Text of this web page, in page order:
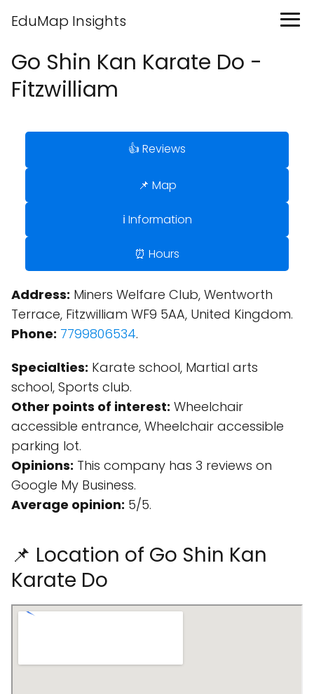
EduMap Insights
Go Shin Kan Karate Do -
Fitzwilliam
👍 Reviews
📌 Map
ℹ️ Information
⏰ Hours
Address: Miners Welfare Club, Wentworth
Terrace, Fitzwilliam WF9 5AA, United Kingdom.
Phone: 7799806534.
Specialties: Karate school, Martial arts
school, Sports club.
Other points of interest: Wheelchair
accessible entrance, Wheelchair accessible
parking lot.
Opinions: This company has 3 reviews on
Google My Business.
Average opinion: 5/5.
📌 Location of Go Shin Kan
Karate Do